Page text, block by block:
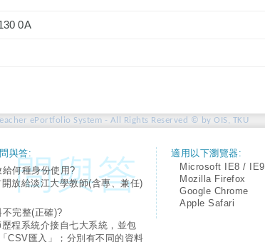
0A
ePortfolio System - All Rights Reserved © by OIS, TKU
與答:
何種身份使用?
放給淡江大學教師(含專、兼任)
完整(正確)?
程系統介接自七大系統，並包
CSV匯入」；分別有不同的資料
適用以下瀏覽器:
Microsoft IE8 / IE9
Mozilla Firefox
Google Chrome
Apple Safari